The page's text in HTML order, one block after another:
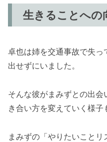
生きることへの
卓也は姉を交通事故で失
出せずにいました。
そんな彼がまみずとの出
き合い方を変えていく様子
まみずの「やりたいこと